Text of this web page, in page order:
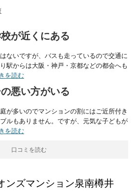
が近くにある
ないですが、バスも走っているので交通に
駅からは大阪・神戸・京都などの都会へも
を読む
悪い方がいる
が多いのでマンションの割にはご近所付き
ルもありません。ですが、元気な子どもが
を読む
口コミを読む
ンズマンション泉南樽井